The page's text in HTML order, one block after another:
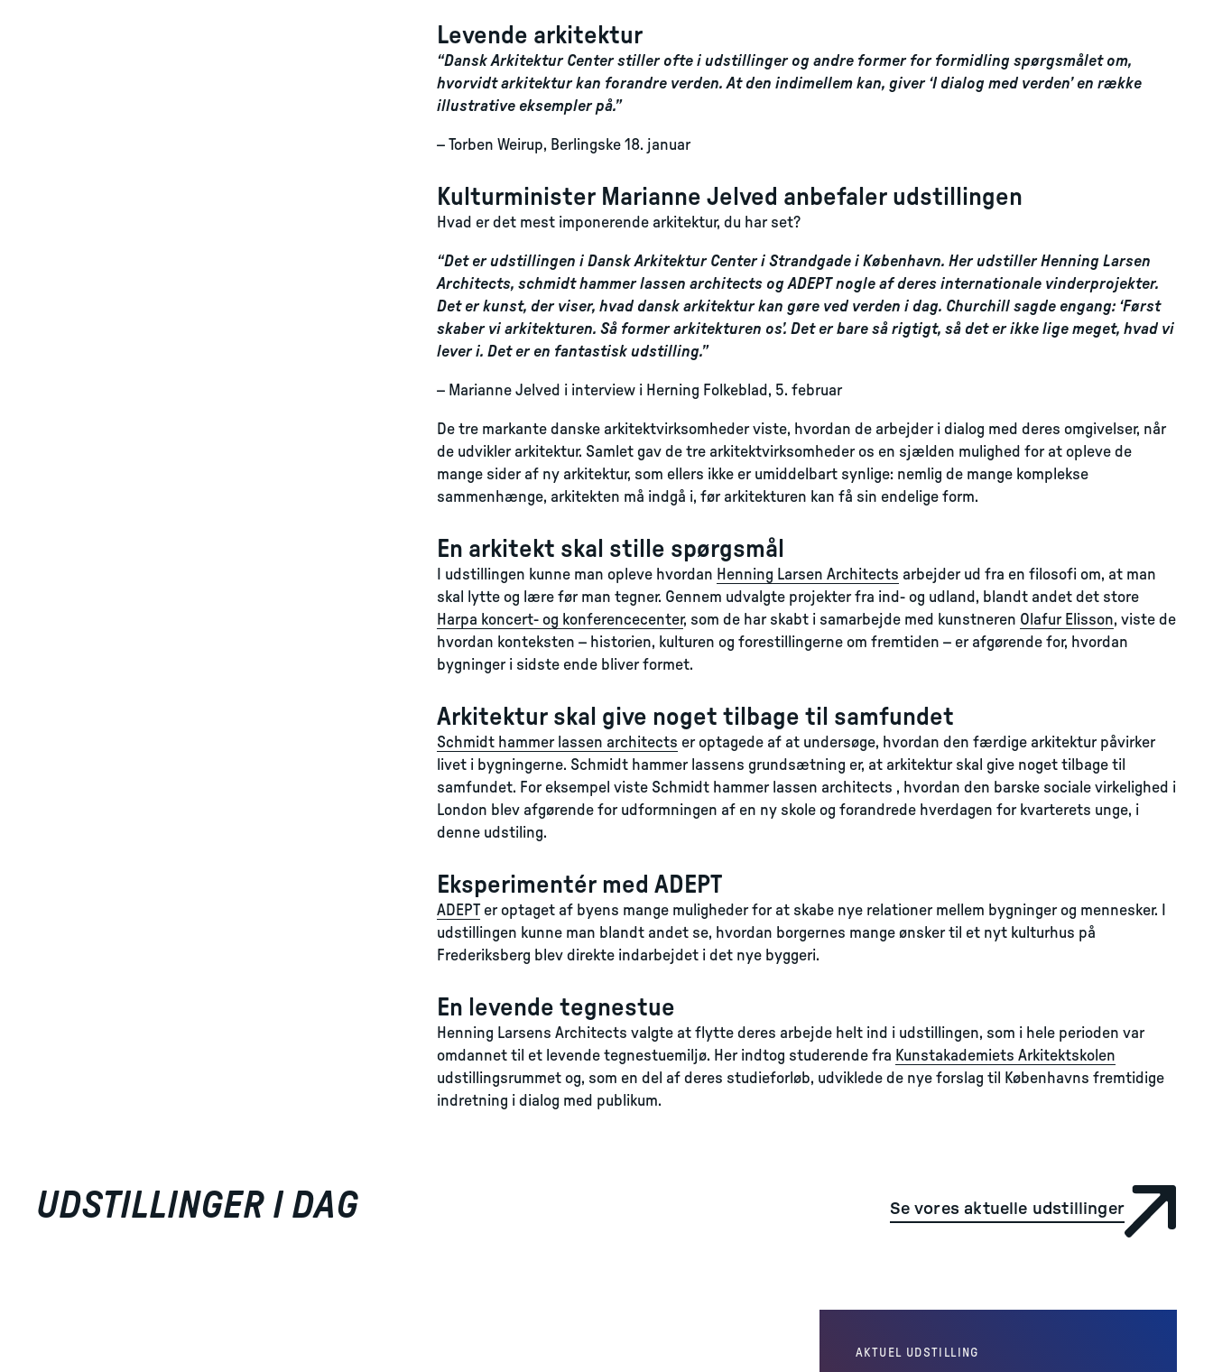
Levende arkitektur
“Dansk Arkitektur Center stiller ofte i udstillinger og andre former for formidling spørgsmålet om,
hvorvidt arkitektur kan forandre verden. At den indimellem kan, giver ‘I dialog med verden’ en række
illustrative eksempler på.”
– Torben Weirup, Berlingske 18. januar
Kulturminister Marianne Jelved anbefaler udstillingen
Hvad er det mest imponerende arkitektur, du har set?
“Det er udstillingen i Dansk Arkitektur Center i Strandgade i København. Her udstiller Henning Larsen
Architects, schmidt hammer lassen architects og ADEPT nogle af deres internationale vinderprojekter.
Det er kunst, der viser, hvad dansk arkitektur kan gøre ved verden i dag. Churchill sagde engang: ‘Først
skaber vi arkitekturen. Så former arkitekturen os’. Det er bare så rigtigt, så det er ikke lige meget, hvad vi
lever i. Det er en fantastisk udstilling.”
– Marianne Jelved i interview i Herning Folkeblad, 5. februar
De tre markante danske arkitektvirksomheder viste, hvordan de arbejder i dialog med deres omgivelser, når
de udvikler arkitektur. Samlet gav de tre arkitektvirksomheder os en sjælden mulighed for at opleve de
mange sider af ny arkitektur, som ellers ikke er umiddelbart synlige: nemlig de mange komplekse
sammenhænge, arkitekten må indgå i, før arkitekturen kan få sin endelige form.
En arkitekt skal stille spørgsmål
I udstillingen kunne man opleve hvordan Henning Larsen Architects arbejder ud fra en filosofi om, at man
skal lytte og lære før man tegner. Gennem udvalgte projekter fra ind- og udland, blandt andet det store
Harpa koncert- og konferencecenter, som de har skabt i samarbejde med kunstneren Olafur Elisson, viste de
hvordan konteksten – historien, kulturen og forestillingerne om fremtiden – er afgørende for, hvordan
bygninger i sidste ende bliver formet.
Arkitektur skal give noget tilbage til samfundet
Schmidt hammer lassen architects er optagede af at undersøge, hvordan den færdige arkitektur påvirker
livet i bygningerne. Schmidt hammer lassens grundsætning er, at arkitektur skal give noget tilbage til
samfundet. For eksempel viste Schmidt hammer lassen architects , hvordan den barske sociale virkelighed i
London blev afgørende for udformningen af en ny skole og forandrede hverdagen for kvarterets unge, i
denne udstiling.
Eksperimentér med ADEPT
ADEPT er optaget af byens mange muligheder for at skabe nye relationer mellem bygninger og mennesker. I
udstillingen kunne man blandt andet se, hvordan borgernes mange ønsker til et nyt kulturhus på
Frederiksberg blev direkte indarbejdet i det nye byggeri.
En levende tegnestue
Henning Larsens Architects valgte at flytte deres arbejde helt ind i udstillingen, som i hele perioden var
omdannet til et levende tegnestuemiljø. Her indtog studerende fra Kunstakademiets Arkitektskolen
udstillingsrummet og, som en del af deres studieforløb, udviklede de nye forslag til Københavns fremtidige
indretning i dialog med publikum.
UDSTILLINGER I DAG Se vores aktuelle udstillinger
AKTUEL UDSTILLING